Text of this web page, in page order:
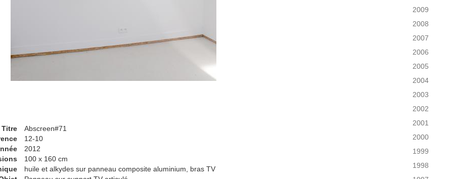
2009
2008
2007
2006
2005
2004
2003
2002
2001
2000
1999
1998
Titre
Abscreen#71
12-10
2012
100 x 160 cm
huile et alkydes sur panneau composite aluminium, bras TV